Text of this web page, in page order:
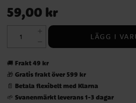
Pris: 59,00 kr
59,00 kr
LÄGG I
🚚 Frakt 49 kr
🎁 Gratis frakt över 599 kr
📄 Betala flexibelt med Klarna
🌱 Svanenmärkt leverans 1-3 dagar